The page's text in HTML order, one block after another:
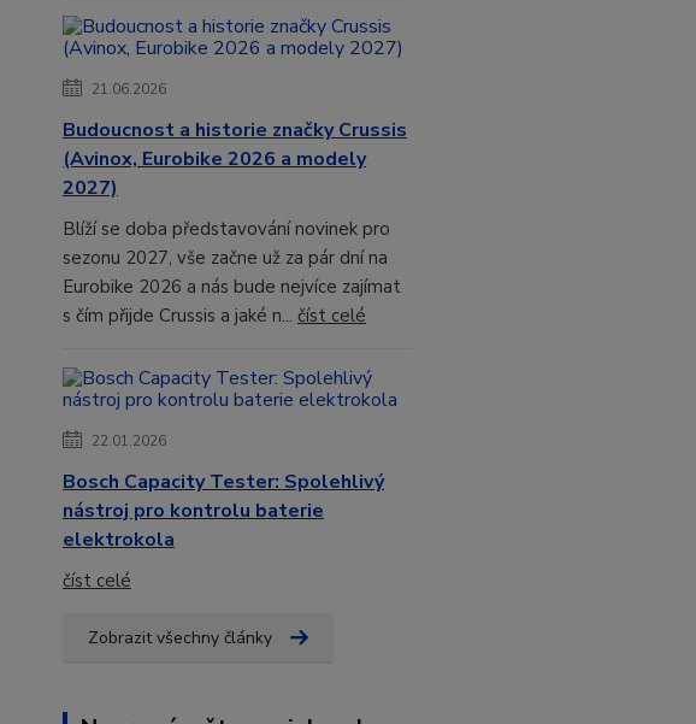
21.06.2026
Budoucnost a historie značky Crussis
(Avinox, Eurobike 2026 a modely
2027)
Blíží se doba představování novinek pro
sezonu 2027, vše začne už za pár dní na
Eurobike 2026 a nás bude nejvíce zajímat
s čím přijde Crussis a jaké n... číst celé
22.01.2026
Bosch Capacity Tester: Spolehlivý
nástroj pro kontrolu baterie
elektrokola
číst celé
Zobrazit všechny články